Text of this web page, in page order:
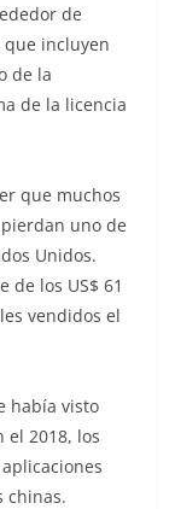
de
que incluyen
de la
de la licencia
que muchos
uno de
Unidos.
de los US$ 61
vendidos el
había visto
el 2018, los
chinas.